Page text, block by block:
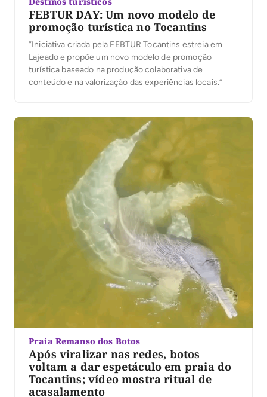
FEBTUR DAY: Um novo modelo de
promoção turística no Tocantins
“Iniciativa criada pela FEBTUR Tocantins estreia em
Lajeado e propõe um novo modelo de promoção
turística baseado na produção colaborativa de
conteúdo e na valorização das experiências locais.”
Praia Remanso dos Botos
Após viralizar nas redes, botos
voltam a dar espetáculo em praia do
Tocantins; vídeo mostra ritual de
acasalamento